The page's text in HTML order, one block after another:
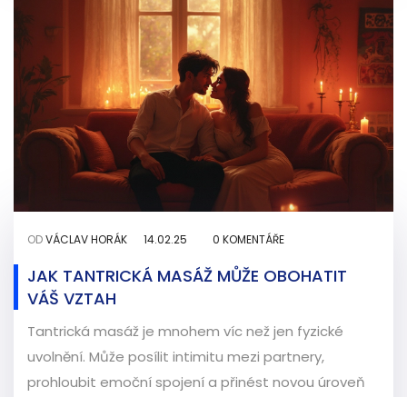
ODVÁCLAV HORÁK 14.02.25 0 KOMENTÁŘE
JAK TANTRICKÁ MASÁŽ MŮŽE OBOHATIT
VÁŠ VZTAH
Tantrická masáž je mnohem víc než jen fyzické
uvolnění. Může posílit intimitu mezi partnery,
prohloubit emoční spojení a přinést novou úroveň